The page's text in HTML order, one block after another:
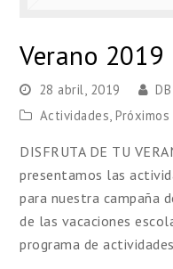
Verano 2019
28 abril, 2019
Actividades ,
DISFRUTA DE TU
presentamos las
para nuestra campaña
de las vacaciones
programa de